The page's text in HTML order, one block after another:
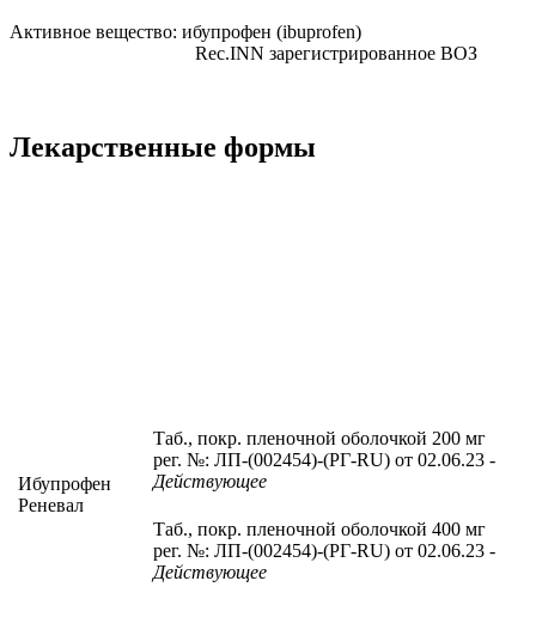
Активное вещество: ибупрофен (ibuprofen)
Rec.INN зарегистрированное ВОЗ
Лекарственные формы
Ибупрофен
Реневал
Таб., покр. пленочной оболочкой 200 мг
рег. №: ЛП-(002454)-(РГ-RU) от 02.06.23 -
Действующее
Таб., покр. пленочной оболочкой 400 мг
рег. №: ЛП-(002454)-(РГ-RU) от 02.06.23 -
Действующее